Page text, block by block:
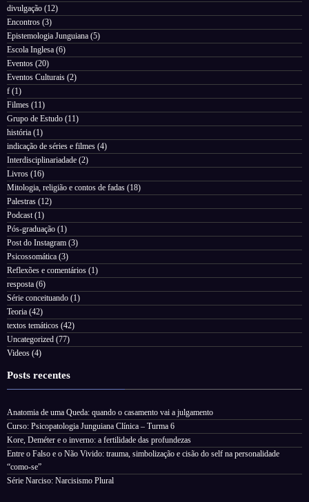
divulgação (12)
Encontros (3)
Epistemologia Junguiana (5)
Escola Inglesa (6)
Eventos (20)
Eventos Culturais (2)
f (1)
Filmes (11)
Grupo de Estudo (11)
história (1)
indicação de séries e filmes (4)
Interdisciplinariadade (2)
Livros (16)
Mitologia, religião e contos de fadas (18)
Palestras (12)
Podcast (1)
Pós-graduação (1)
Post do Instagram (3)
Psicossomática (3)
Reflexões e comentários (1)
resposta (6)
Série conceituando (1)
Teoria (42)
textos temáticos (42)
Uncategorized (77)
Videos (4)
Posts recentes
Anatomia de uma Queda: quando o casamento vai a julgamento
Curso: Psicopatologia Junguiana Clínica – Turma 6
Kore, Deméter e o inverno: a fertilidade das profundezas
Entre o Falso e o Não Vivido: trauma, simbolização e cisão do self na personalidade
“como-se”
Série Narciso: Narcisismo Plural